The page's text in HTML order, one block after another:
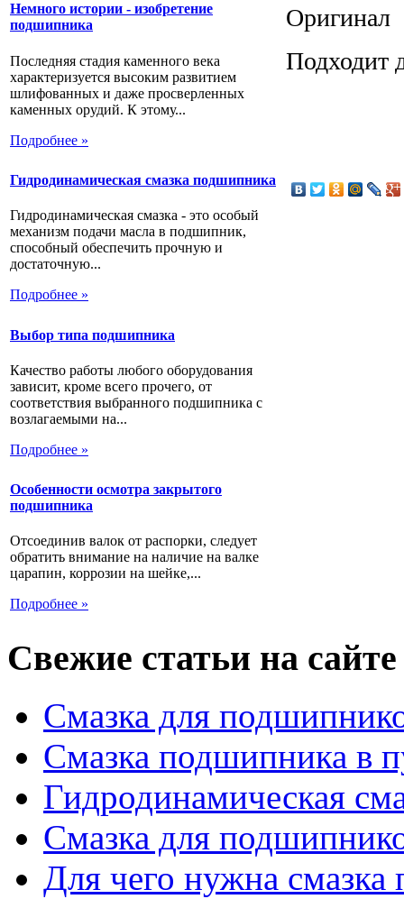
Немного истории - изобретение
подшипника
Последняя стадия каменного века
характеризуется высоким развитием
шлифованных и даже просверленных
каменных орудий. К этому...
Подробнее »
Гидродинамическая смазка подшипника
Гидродинамическая смазка - это особый
механизм подачи масла в подшипник,
способный обеспечить прочную и
достаточную...
Подробнее »
Выбор типа подшипника
Качество работы любого оборудования
зависит, кроме всего прочего, от
соответствия выбранного подшипника с
возлагаемыми на...
Подробнее »
Особенности осмотра закрытого
подшипника
Отсоединив валок от распорки, следует
обратить внимание на наличие на валке
царапин, коррозии на шейке,...
Подробнее »
Оригинал
Подходит
Свежие статьи на сайте
Смазка для
Смазка подшипника в
Гидродинамическая
Смазка для
Для чего нужна